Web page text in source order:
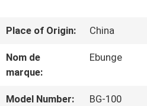
SUJET
DE
NOUS
Place of Origin: China
Nom de
marque:
Ebunge
Model Number: BG-100